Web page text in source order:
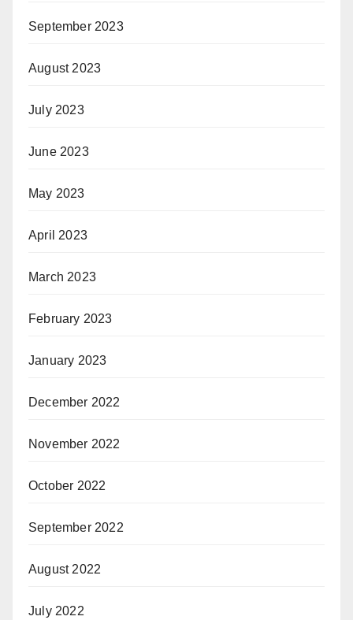
September 2023
August 2023
July 2023
June 2023
May 2023
April 2023
March 2023
February 2023
January 2023
December 2022
November 2022
October 2022
September 2022
August 2022
July 2022